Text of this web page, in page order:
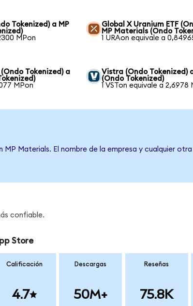
Tokenized) a MP
MPon
Global X Uranium ETF
MP Materials (Ondo
1 URAon equivale a
Tokenized) a
MPon
Vistra (Ondo Tokenized)
(Ondo Tokenized)
1 VSTon equivale a 2,6978
Materials. El nombre de la empresa y cualquier
confiable.
Store
Calificación
4.7
Descargas
50M+
Reseñas
75.8K